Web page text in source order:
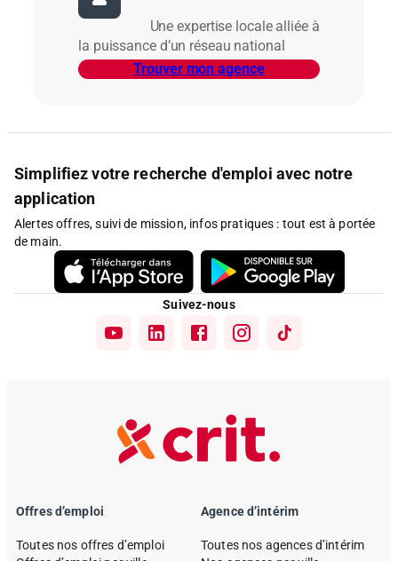
Une expertise locale alliée à
la puissance d’un réseau national
Trouver mon agence